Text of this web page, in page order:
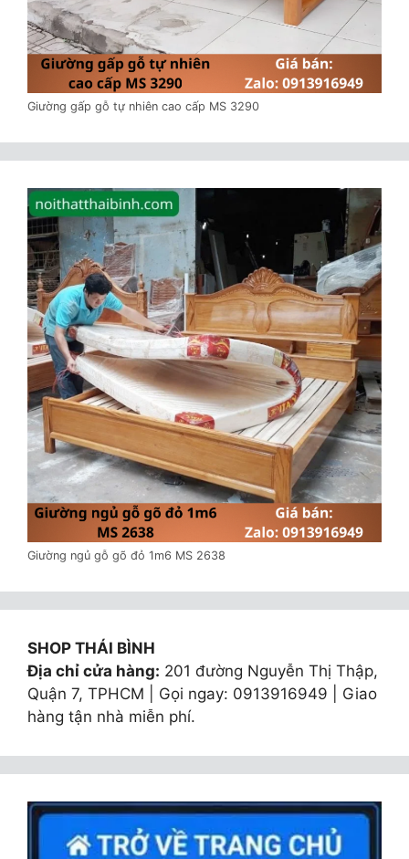
Giường gấp gỗ tự nhiên cao cấp MS 3290
Giường ngủ gỗ gõ đỏ 1m6 MS 2638
SHOP THÁI BÌNH
Địa chỉ cửa hàng: 201 đường Nguyễn Thị Thập,
Quận 7, TPHCM | Gọi ngay: 0913916949 | Giao
hàng tận nhà miễn phí.